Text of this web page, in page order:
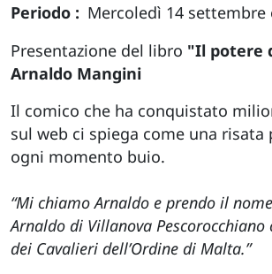
Periodo
Mercoledì 14 settembre
Presentazione del libro "Il potere
Arnaldo Mangini
Il comico che ha conquistato
sul web ci spiega come una
ogni momento buio.
“Mi chiamo Arnaldo e prendo il
Arnaldo di Villanova Pescorocchiano
dei Cavalieri dell’Ordine di Malta.”